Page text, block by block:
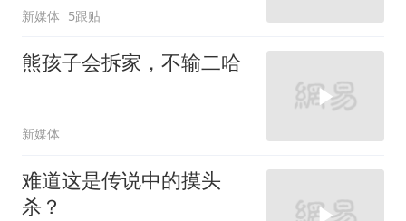
新媒体 5跟贴
熊孩子会拆家，不输二哈
新媒体
难道这是传说中的摸头
杀？